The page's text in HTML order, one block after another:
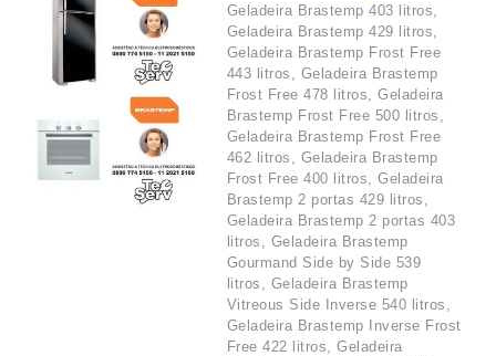
Geladeira Brastemp 403 litros,
Geladeira Brastemp 429 litros,
Geladeira Brastemp Frost Free
443 litros, Geladeira Brastemp
Frost Free 478 litros, Geladeira
Brastemp Frost Free 500 litros,
Geladeira Brastemp Frost Free
462 litros, Geladeira Brastemp
Frost Free 400 litros, Geladeira
Brastemp 2 portas 429 litros,
Geladeira Brastemp 2 portas 403
litros, Geladeira Brastemp
Gourmand Side by Side 539
litros, Geladeira Brastemp
Vitreous Side Inverse 540 litros,
Geladeira Brastemp Inverse Frost
Free 422 litros, Geladeira